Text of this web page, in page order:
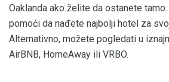
Oaklanda ako želite da ostanete
pomoći da nađete najbolji hotel za
Alternativno, možete pogledati u
AirBNB, HomeAway ili VRBO.